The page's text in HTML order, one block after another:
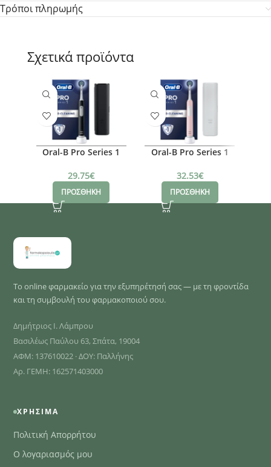
Τρόποι πληρωμής
Σχετικά προϊόντα
Oral-B Pro Series 1
Οδοντόβουρτσα,
Mαύρη με Θήκη
Ταξιδίου
29.75€
ΠΡΟΣΘΗΚΗ
Oral-B Pro Series 1
Οδοντόβουρτσα, Ροζ
με Θήκη Ταξιδίου
32.53€
ΠΡΟΣΘΗΚΗ
Το online φαρμακείο για την εξυπηρέτησή σας — με τη φροντίδα
και τη συμβουλή του φαρμακοποιού σου.
Δημήτριος Ι. Λάμπρου
Βασιλέως Παύλου 63, Σπάτα, 19004
ΑΦΜ: 137610022 · ΔΟΥ: Παλλήνης
Αρ. ΓΕΜΗ: 162571403000
ΧΡΉΣΙΜΑ
Πολιτική Απορρήτου
Ο λογαριασμός μου